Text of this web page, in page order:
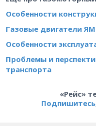
Особенности
Газовые двигатели
Особенности
Проблемы и
транспорта
«Рейс»
Подпишитесь